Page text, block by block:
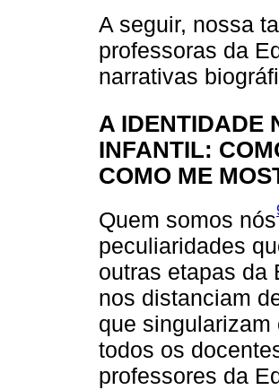
A seguir, nossa
professoras da
narrativas
A IDENTIDADE
INFANTIL:
COMO ME
Quem somos nós
peculiaridades
outras etapas da
nos distanciam
que
todos os
professores da